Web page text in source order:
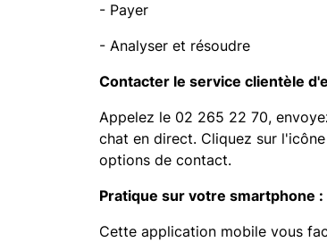
- Payer
- Analyser et résoudre
Contacter le service clientèle
Appelez le 02 265 22 70,
chat en direct. Cliquez sur
options de contact.
Pratique sur votre smartphone
Cette application mobile vous